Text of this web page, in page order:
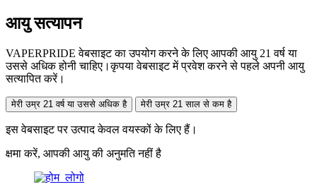
आयु सत्यापन
VAPERPRIDE वेबसाइट का उपयोग करने के लिए आपकी आयु 21 वर्ष या
उससे अधिक होनी चाहिए।कृपया वेबसाइट में प्रवेश करने से पहले अपनी आयु
सत्यापित करें।
मेरी उम्र 21 वर्ष या उससे अधिक है मेरी उम्र 21 साल से कम है
इस वेबसाइट पर उत्पाद केवल वयस्कों के लिए हैं।
क्षमा करें, आपकी आयु की अनुमति नहीं है